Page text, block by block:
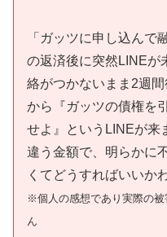
「ガッツに申し込んで
の返済後に突然LINEが
絡がつかないまま2週
から『ガッツの債権を
せよ』というLINEが来
違う金額で、明らかに
くてどうすればいいか
※個人の感想であり実際の
ん